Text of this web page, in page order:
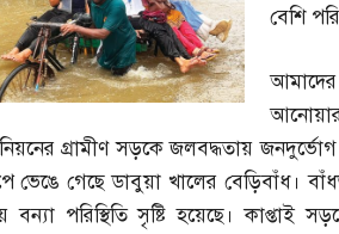
বেশি
গ্রামীণ সড়কে জলবদ্ধতায়
ভেঙে গেছে ডাবুয়া খালের বেড়িবাঁধ।
বন্যা পরিস্থিতি সৃষ্টি হয়েছে।